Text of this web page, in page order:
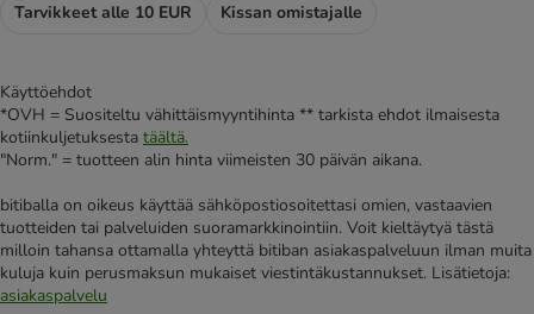
Tarvikkeet alle 10 EUR
Kissan omistajalle
Käyttöehdot
*OVH = Suositeltu vähittäismyyntihinta ** tarkista ehdot ilmaisesta
kotiinkuljetuksesta täältä.
"Norm." = tuotteen alin hinta viimeisten 30 päivän aikana.
bitiballa on oikeus käyttää sähköpostiosoitettasi omien, vastaavien
tuotteiden tai palveluiden suoramarkkinointiin. Voit kieltäytyä tästä
milloin tahansa ottamalla yhteyttä bitiban asiakaspalveluun ilman muita
kuluja kuin perusmaksun mukaiset viestintäkustannukset. Lisätietoja:
asiakaspalvelu